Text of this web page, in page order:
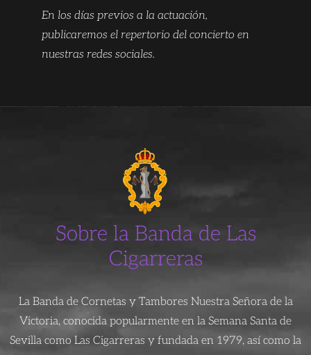
En los días previos a la actuación,
publicaremos el repertorio del concierto en
nuestras redes sociales.
Sobre la Banda de Las
Cigarreras
La Banda de Cornetas y Tambores Nuestra Señora de la
Victoria, conocida popularmente en la Semana Santa de
Sevilla como Las Cigarreras y fundada en 1979, así como la